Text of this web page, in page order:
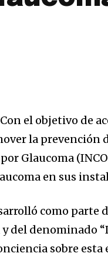
el objetivo de
la prevención
Glaucoma
en sus
como parte
y del denominado
sobre